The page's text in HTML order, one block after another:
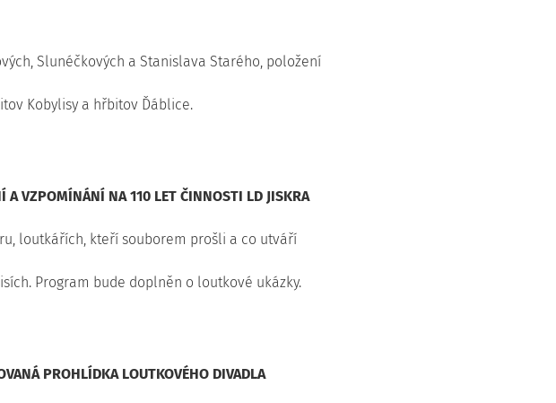
Slunéčkových a Stanislava Starého, položení
Kobylisy a hřbitov Ďáblice.
A VZPOMÍNÁNÍ NA 110 LET ČINNOSTI LD JISKRA
loutkářích, kteří souborem prošli a co utváří
Program bude doplněn o loutkové ukázky.
PROHLÍDKA LOUTKOVÉHO DIVADLA